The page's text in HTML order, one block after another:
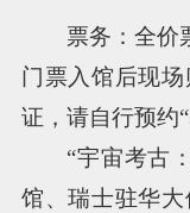
票务：全价
门票入馆后现
证，请自行预约
“宇宙考古
馆、瑞士驻华